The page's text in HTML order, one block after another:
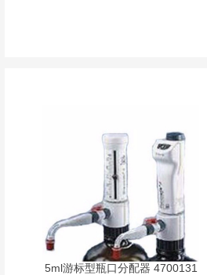
5ml游标型瓶口分配器 4700131